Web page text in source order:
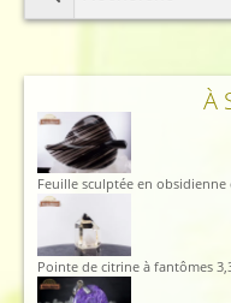
À
Feuille sculptée en obsidienne
Pointe de citrine à fantômes